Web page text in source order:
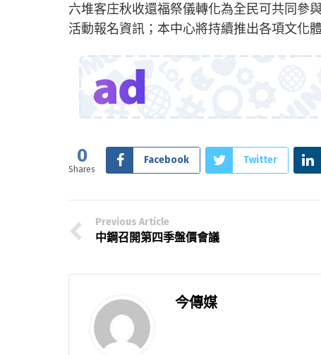
六堆客庄秋收還福祭儀轉化為全民可共同參
活動報名資訊；本中心將持續推出各項文化
0
Shares
Facebook Twitter
Previous Article
中鋼召開第四季盤價會議
今傳媒